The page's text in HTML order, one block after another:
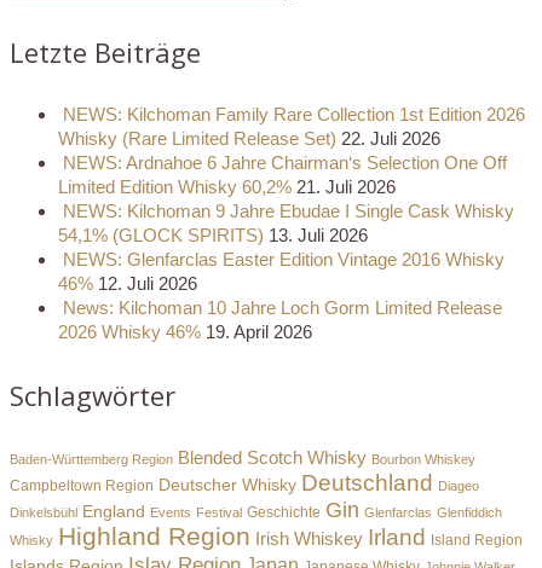
Letzte Beiträge
NEWS: Kilchoman Family Rare Collection 1st Edition 2026
Whisky (Rare Limited Release Set) 22. Juli 2026
NEWS: Ardnahoe 6 Jahre Chairman‘s Selection One Off
Limited Edition Whisky 60,2% 21. Juli 2026
NEWS: Kilchoman 9 Jahre Ebudae I Single Cask Whisky
54,1% (GLOCK SPIRITS) 13. Juli 2026
NEWS: Glenfarclas Easter Edition Vintage 2016 Whisky
46% 12. Juli 2026
News: Kilchoman 10 Jahre Loch Gorm Limited Release
2026 Whisky 46% 19. April 2026
Schlagwörter
Baden-Württemberg Region Blended Scotch Whisky Bourbon Whiskey
Campbeltown Region Deutscher Whisky Deutschland Diageo
Dinkelsbühl England Events Festival Geschichte Gin Glenfarclas Glenfiddich
Whisky Highland Region Irish Whiskey Irland Island Region